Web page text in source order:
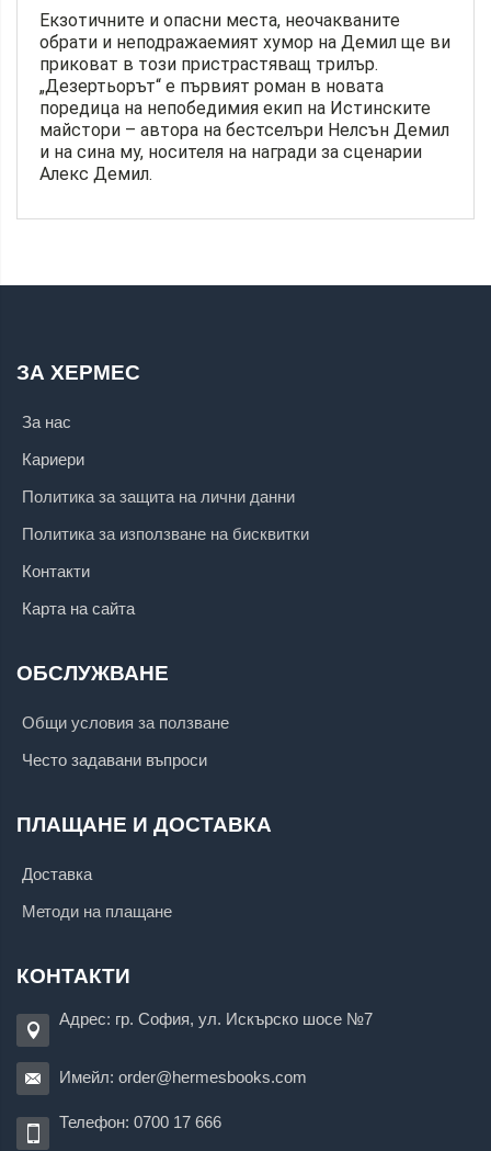
Екзотичните и опасни места, неочакваните
обрати и неподражаемият хумор на Демил ще ви
приковат в този пристрастяващ трилър.
„Дезертьорът“ е първият роман в новата
поредица на непобедимия екип на Истинските
майстори – автора на бестселъри Нелсън Демил
и на сина му, носителя на награди за сценарии
Алекс Демил.
ЗА ХЕРМЕС
За нас
Кариери
Политика за защита на лични данни
Политика за използване на бисквитки
Контакти
Карта на сайта
ОБСЛУЖВАНЕ
Общи условия за ползване
Често задавани въпроси
ПЛАЩАНЕ И ДОСТАВКА
Доставка
Методи на плащане
КОНТАКТИ
Адрес: гр. София, ул. Искърско шосе №7
Имейл: order@hermesbooks.com
Телефон: 0700 17 666